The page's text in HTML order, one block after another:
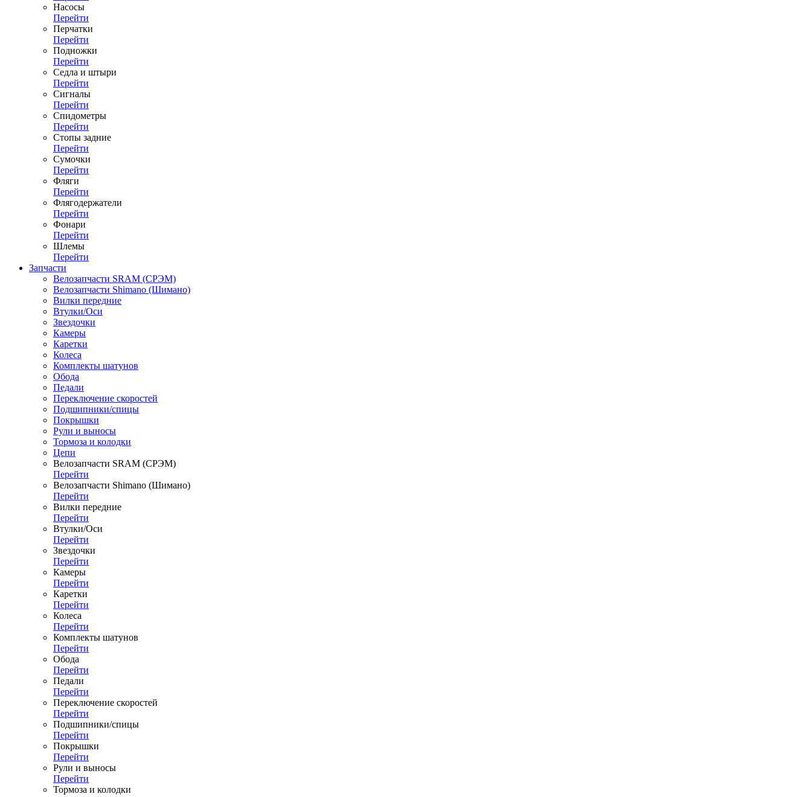
Насосы
Перейти
Перчатки
Перейти
Подножки
Перейти
Седла и штыри
Перейти
Сигналы
Перейти
Спидометры
Перейти
Стопы задние
Перейти
Сумочки
Перейти
Фляги
Перейти
Флягодержатели
Перейти
Фонари
Перейти
Шлемы
Перейти
Запчасти
Велозапчасти SRAM (СРЭМ)
Велозапчасти Shimano (Шимано)
Вилки передние
Втулки/Оси
Звездочки
Камеры
Каретки
Колеса
Комплекты шатунов
Обода
Педали
Переключение скоростей
Подшипники/спицы
Покрышки
Рули и выносы
Тормоза и колодки
Цепи
Велозапчасти SRAM (СРЭМ)
Перейти
Велозапчасти Shimano (Шимано)
Перейти
Вилки передние
Перейти
Втулки/Оси
Перейти
Звездочки
Перейти
Камеры
Перейти
Каретки
Перейти
Колеса
Перейти
Комплекты шатунов
Перейти
Обода
Перейти
Педали
Перейти
Переключение скоростей
Перейти
Подшипники/спицы
Перейти
Покрышки
Перейти
Рули и выносы
Перейти
Тормоза и колодки